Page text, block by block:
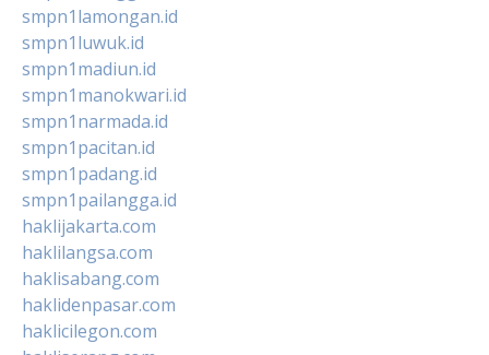
smpn1lamongan.id
smpn1luwuk.id
smpn1madiun.id
smpn1manokwari.id
smpn1narmada.id
smpn1pacitan.id
smpn1padang.id
smpn1pailangga.id
haklijakarta.com
haklilangsa.com
haklisabang.com
haklidenpasar.com
haklicilegon.com